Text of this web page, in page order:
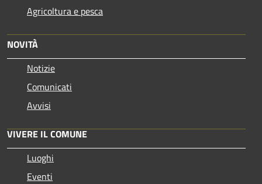
Agricoltura e pesca
NOVITÀ
Notizie
Comunicati
Avvisi
VIVERE IL COMUNE
Luoghi
Eventi